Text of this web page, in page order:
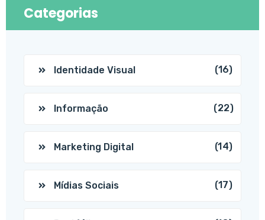
Categorias
Identidade Visual (16)
Informação (22)
Marketing Digital (14)
Mídias Sociais (17)